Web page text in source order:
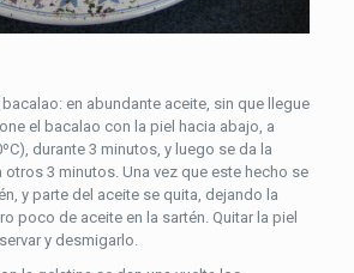
en abundante aceite, sin que llegue
el bacalao con la piel hacia abajo, a
durante 3 minutos, y luego se da la
otros 3 minutos. Una vez que este hecho se
y parte del aceite se quita, dejando la
poco de aceite en la sartén. Quitar la piel
y desmigarlo.